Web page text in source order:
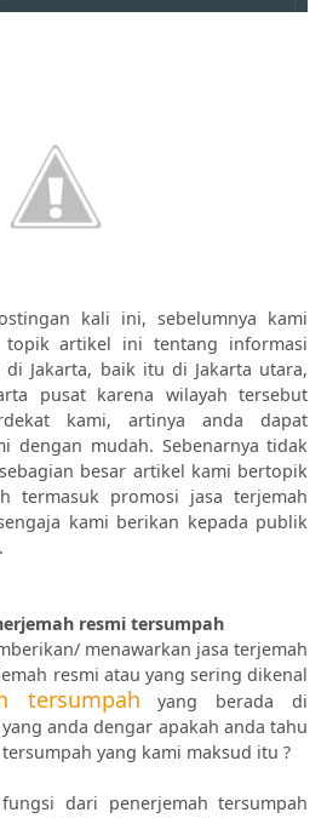
kali ini, sebelumnya kami
topik artikel ini tentang informasi
Jakarta, baik itu di Jakarta utara,
pusat karena wilayah tersebut
kami, artinya anda dapat
dengan mudah. Sebenarnya tidak
besar artikel kami bertopik
termasuk promosi jasa terjemah
kami berikan kepada publik
resmi tersumpah
menawarkan jasa terjemah
resmi atau yang sering dikenal
tersumpah yang berada di
anda dengar apakah anda tahu
yang kami maksud itu ?
dari penerjemah tersumpah